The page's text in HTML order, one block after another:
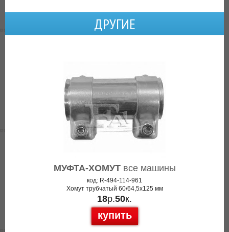
ДРУГИЕ
МУФТА-ХОМУТвсе машины
код: R-494-114-961
Хомут трубчатый 60/64,5x125 мм
18р.50к.
купить